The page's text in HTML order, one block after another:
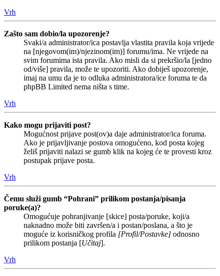
Vrh
Zašto sam dobio/la upozorenje?
Svaki/a administrator/ica postavlja vlastita pravila koja vrijede
na [njegovom(im)/njezinom(im)] forumu/ima. Ne vrijede na
svim forumima ista pravila. Ako misli da si prekršio/la [jedno
od/više] pravila, može te upozoriti. Ako dobiješ upozorenje,
imaj na umu da je to odluka administratora/ice foruma te da
phpBB Limited nema ništa s time.
Vrh
Kako mogu prijaviti post?
Mogućnost prijave post(ov)a daje administrator/ica foruma.
Ako je prijavljivanje postova omogućeno, kod posta kojeg
želiš prijaviti nalazi se gumb klik na kojeg će te provesti kroz
postupak prijave posta.
Vrh
Čemu služi gumb “Pohrani” prilikom postanja/pisanja
poruke(a)?
Omogućuje pohranjivanje [skice] posta/poruke, koji/a
naknadno može biti završen/a i postan/poslana, a što je
moguće iz korisničkog profila [Profil/Postavke] odnosno
prilikom postanja [Učitaj].
Vrh